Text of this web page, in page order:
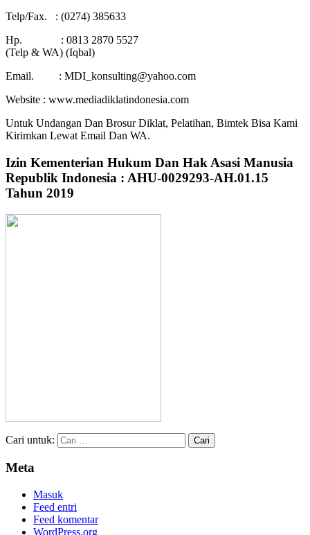
Telp/Fax. : (0274) 385633
Hp. : 0813 2870 5527
(Telp & WA) (Iqbal)
Email. : MDI_konsulting@yahoo.com
Website : www.mediadiklatindonesia.com
Untuk Undangan Dan Brosur Diklat, Pelatihan, Bimtek Bisa Kami
Kirimkan Lewat Email Dan WA.
Izin Kementerian Hukum Dan Hak Asasi Manusia
Republik Indonesia : AHU-0029293-AH.01.15
Tahun 2019
Cari untuk:
Meta
Masuk
Feed entri
Feed komentar
WordPress.org